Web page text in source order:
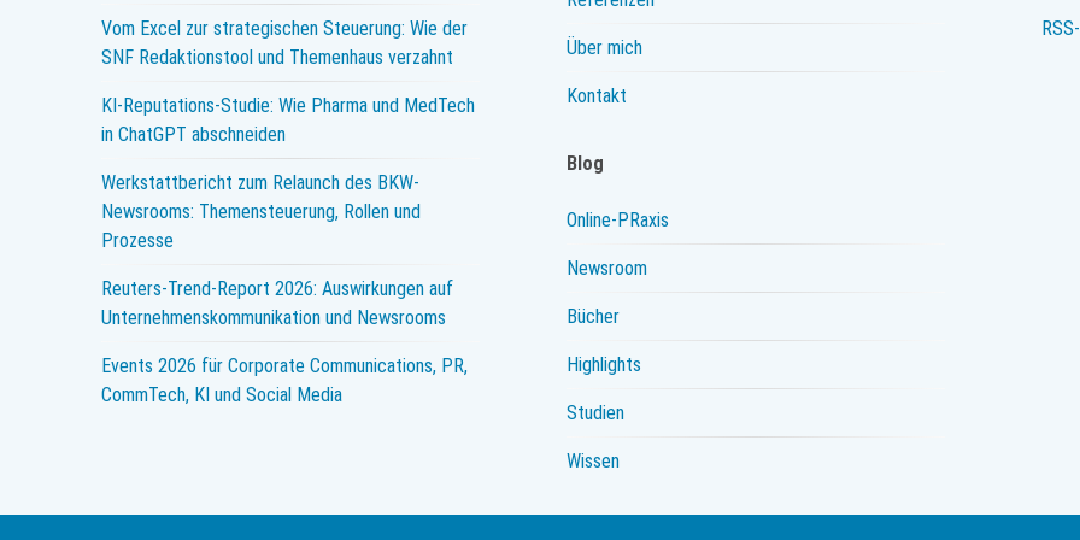
Vom Excel zur strategischen Steuerung: Wie der
SNF Redaktionstool und Themenhaus verzahnt
KI-Reputations-Studie: Wie Pharma und MedTech
in ChatGPT abschneiden
Werkstattbericht zum Relaunch des BKW-
Newsrooms: Themensteuerung, Rollen und
Prozesse
Reuters-Trend-Report 2026: Auswirkungen auf
Unternehmenskommunikation und Newsrooms
Events 2026 für Corporate Communications, PR,
CommTech, KI und Social Media
Über mich
Kontakt
Blog
Online-PRaxis
Newsroom
Bücher
Highlights
Studien
Wissen